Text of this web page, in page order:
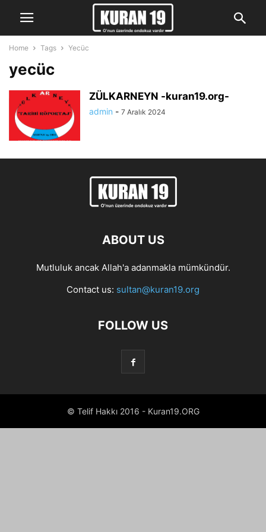
Home Tags Yecüc
yecüc
ZÜLKARNEYN -kuran19.org-
admin - 7 Aralık 2024
ABOUT US
Mutluluk ancak Allah'a adanmakla mümkündür.
Contact us: sultan@kuran19.org
FOLLOW US
© Telif Hakkı 2016 - Kuran19.ORG